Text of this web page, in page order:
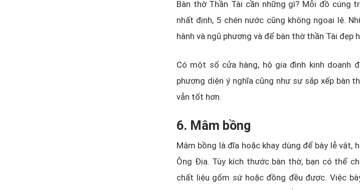
Bàn thờ Thần Tài cần những gì? Mỗi đồ cúng
nhất định, 5 chén nước cũng không ngoại lệ.
hành và ngũ phương và để bàn thờ thần Tài đẹp
Có một số cửa hàng, hộ gia đình kinh doanh
phương diện ý nghĩa cũng như sự sắp xếp bàn
vẫn tốt hơn.
6. Mâm bồng
Mâm bồng là đĩa hoặc khay dùng để bày lễ vật,
Ông Địa. Tùy kích thước bàn thờ, bạn có thể
chất liệu gốm sứ hoặc đồng đều được. Việc